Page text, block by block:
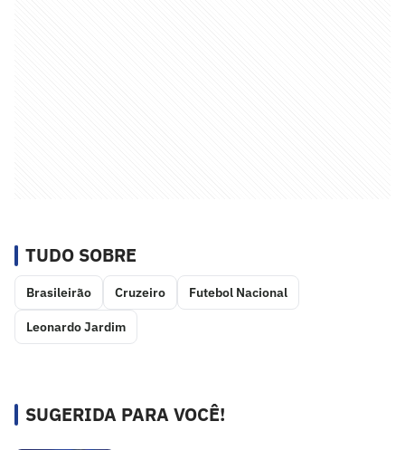
TUDO SOBRE
Brasileirão Cruzeiro Futebol Nacional
Leonardo Jardim
SUGERIDA PARA VOCÊ!